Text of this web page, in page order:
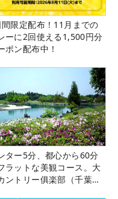
限定配布！11月までの
ーに2回使える1,500円分
ポン配布中！
ター5分、都心から60分
ラットな美観コース。大
ントリー俱楽部（千葉